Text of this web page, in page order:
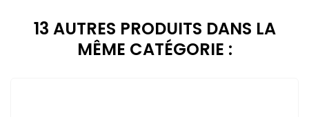
13 AUTRES PRODUITS DANS LA
MÊME CATÉGORIE :